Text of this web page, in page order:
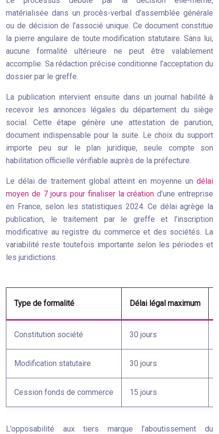
matérialisée dans un procès-verbal d’assemblée générale
ou de décision de l’associé unique. Ce document constitue
la pierre angulaire de toute modification statutaire. Sans lui,
aucune formalité ultérieure ne peut être valablement
accomplie. Sa rédaction précise conditionne l’acceptation du
dossier par le greffe.
La publication intervient ensuite dans un journal habilité à
recevoir les annonces légales du département du siège
social. Cette étape génère une attestation de parution,
document indispensable pour la suite. Le choix du support
importe peu sur le plan juridique, seule compte son
habilitation officielle vérifiable auprès de la préfecture.
Le délai de traitement global atteint en moyenne un délai
moyen de 7 jours pour finaliser la création d’une entreprise
en France, selon les statistiques 2024. Ce délai agrège la
publication, le traitement par le greffe et l’inscription
modificative au registre du commerce et des sociétés. La
variabilité reste toutefois importante selon les périodes et
les juridictions.
Type de formalité Délai légal maximum
Constitution société 30 jours
Modification statutaire 30 jours
Cession fonds de commerce 15 jours
L’opposabilité aux tiers marque l’aboutissement du